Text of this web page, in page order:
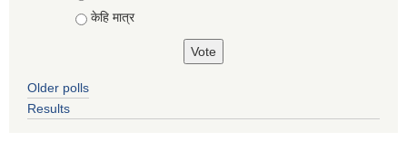
केहि मात्र
Older polls
Results